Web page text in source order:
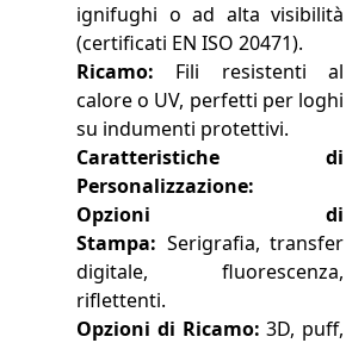
ignifughi o ad alta visibilità
(certificati EN ISO 20471).
Ricamo: Fili resistenti al
calore o UV, perfetti per loghi
su indumenti protettivi.
Caratteristiche di
Personalizzazione:
Opzioni di
Stampa: Serigrafia, transfer
digitale, fluorescenza,
riflettenti.
Opzioni di Ricamo: 3D, puff,